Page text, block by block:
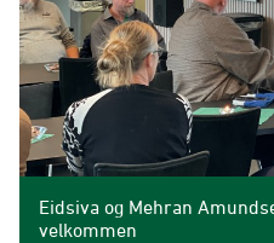
Eidsiva og Mehran
velkommen